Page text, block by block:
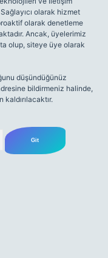
olarak hizmet
olarak denetleme
Ancak, üyelerimiz
olup, siteye üye olarak
düşündüğünüz
bildirmeniz halinde,